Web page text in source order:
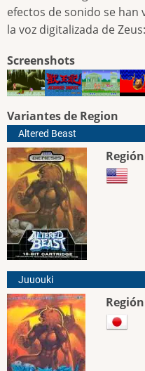
efectos de sonido se
la voz digitalizada de
Screenshots
Variantes de Region
Altered Beast
Región
Juuouki
Región